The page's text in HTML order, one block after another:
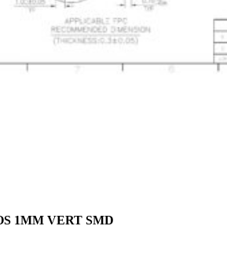
1MM VERT SMD